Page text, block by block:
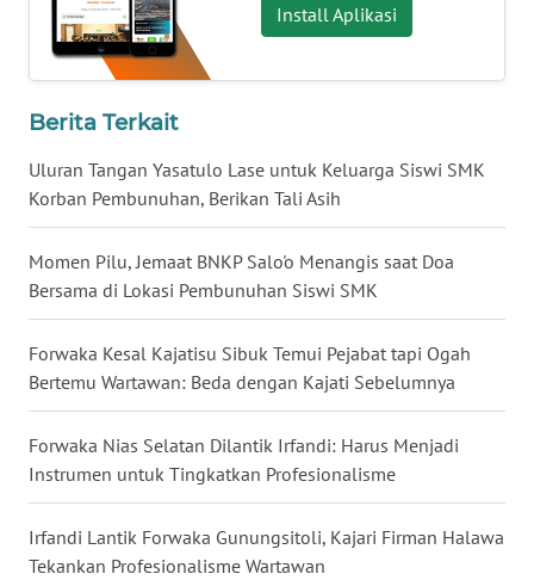
Install Aplikasi
Berita Terkait
Uluran Tangan Yasatulo Lase untuk Keluarga Siswi SMK
Korban Pembunuhan, Berikan Tali Asih
Momen Pilu, Jemaat BNKP Salo'o Menangis saat Doa
Bersama di Lokasi Pembunuhan Siswi SMK
Forwaka Kesal Kajatisu Sibuk Temui Pejabat tapi Ogah
Bertemu Wartawan: Beda dengan Kajati Sebelumnya
Forwaka Nias Selatan Dilantik Irfandi: Harus Menjadi
Instrumen untuk Tingkatkan Profesionalisme
Irfandi Lantik Forwaka Gunungsitoli, Kajari Firman Halawa
Tekankan Profesionalisme Wartawan
BALI
WN
WN
KALTENG
WN
KALTARA
WN
KALSEL
KALTIM
SULSEL